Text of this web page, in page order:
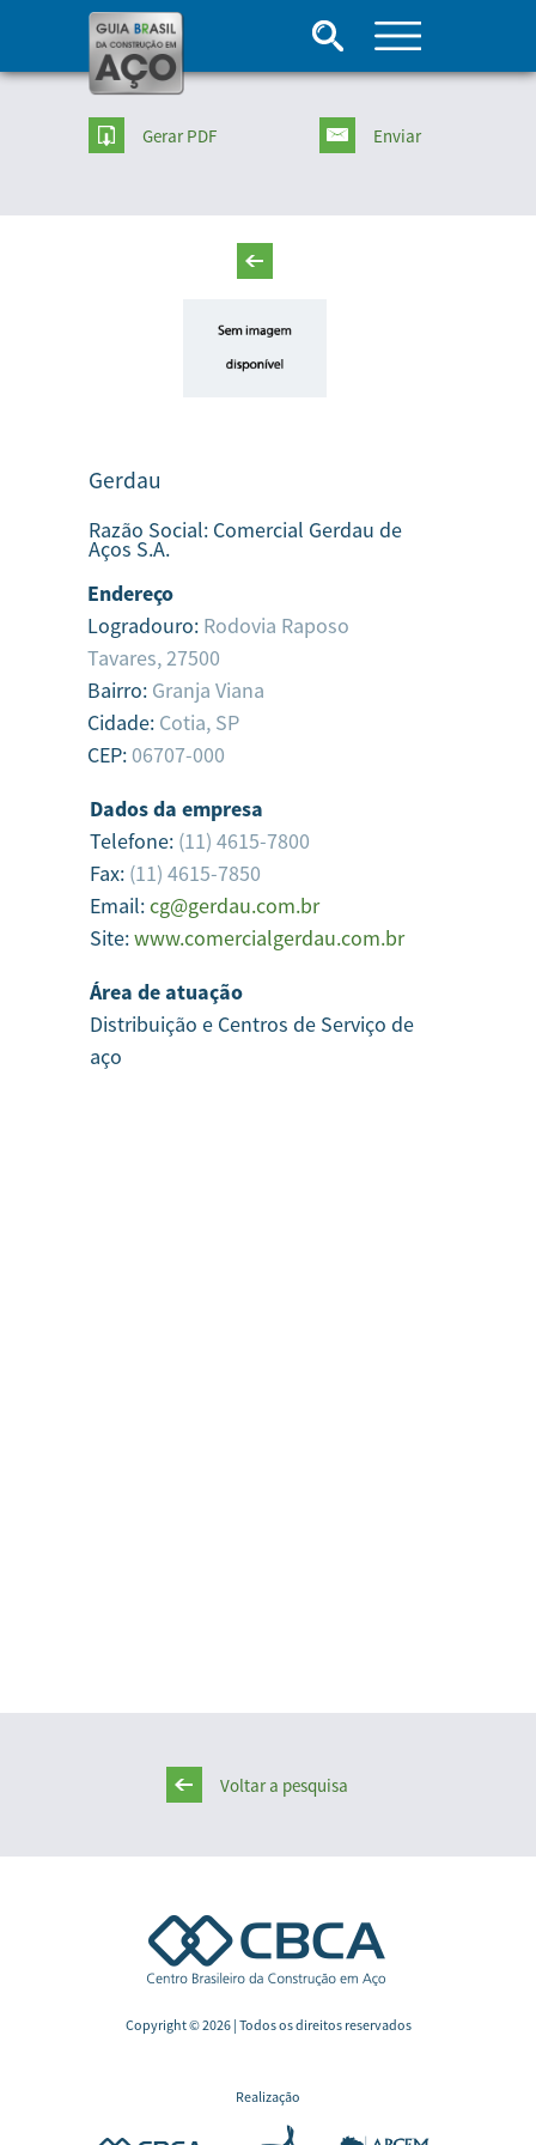
Gerar PDF Enviar
Gerdau
Razão Social: Comercial Gerdau de
Aços S.A.
Endereço
Logradouro: Rodovia Raposo
Tavares, 27500
Bairro: Granja Viana
Cidade: Cotia, SP
CEP: 06707-000
Dados da empresa
Telefone: (11) 4615-7800
Fax: (11) 4615-7850
Email:cg@gerdau.com.br
Site:www.comercialgerdau.com.br
Área de atuação
Distribuição e Centros de Serviço de
aço
Voltar a pesquisa
Copyright © 2026 | Todos os direitos reservados
Realização